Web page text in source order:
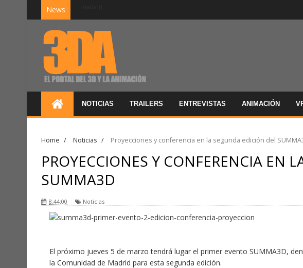
News
NOTICIAS TRAILERS ENTREVISTAS ANIMACIÓN
Home / Noticias / Proyecciones y conferencia en la segunda edición del
PROYECCIONES Y CONFERENCIA EN
SUMMA3D
8:44:00 Noticias
El próximo jueves 5 de marzo tendrá lugar el primer evento SUMMA3D,
la Comunidad de Madrid para esta segunda edición.